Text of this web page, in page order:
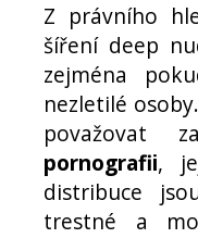
Z právního
šíření deep
zejména
nezletilé
pornografii,
distribuce
trestné a